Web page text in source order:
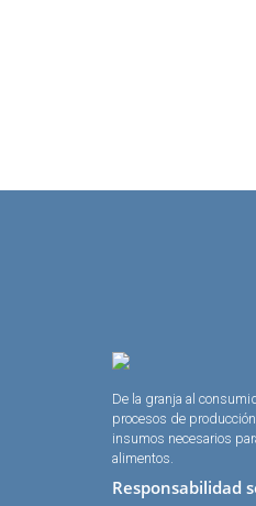
De la granja al
procesos de
insumos necesarios
alimentos.
Responsabilidad